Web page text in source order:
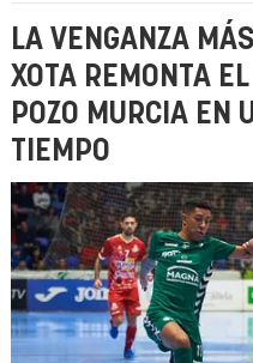
LA VENGANZA
XOTA REMONTA
POZO MURCIA EN
TIEMPO